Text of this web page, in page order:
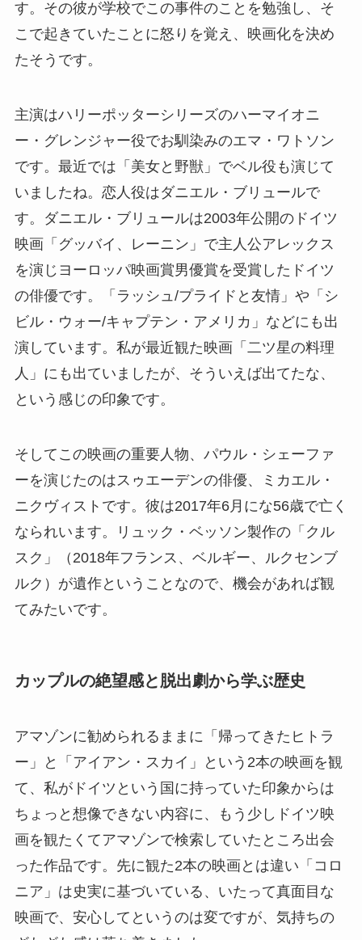
す。その彼が学校でこの事件のことを勉強し、そ
こで起きていたことに怒りを覚え、映画化を決め
たそうです。
主演はハリーポッターシリーズのハーマイオニ
ー・グレンジャー役でお馴染みのエマ・ワトソン
です。最近では「美女と野獣」でベル役も演じて
いましたね。恋人役はダニエル・ブリュールで
す。ダニエル・ブリュールは2003年公開のドイツ
映画「グッバイ、レーニン」で主人公アレックス
を演じヨーロッパ映画賞男優賞を受賞したドイツ
の俳優です。「ラッシュ/プライドと友情」や「シ
ビル・ウォー/キャプテン・アメリカ」などにも出
演しています。私が最近観た映画「二ツ星の料理
人」にも出ていましたが、そういえば出てたな、
という感じの印象です。
そしてこの映画の重要人物、パウル・シェーファ
ーを演じたのはスゥエーデンの俳優、ミカエル・
ニクヴィストです。彼は2017年6月にな56歳で亡く
なられいます。リュック・ベッソン製作の「クル
スク」（2018年フランス、ベルギー、ルクセンブ
ルク）が遺作ということなので、機会があれば観
てみたいです。
カップルの絶望感と脱出劇から学ぶ歴史
アマゾンに勧められるままに「帰ってきたヒトラ
ー」と「アイアン・スカイ」という2本の映画を観
て、私がドイツという国に持っていた印象からは
ちょっと想像できない内容に、もう少しドイツ映
画を観たくてアマゾンで検索していたところ出会
った作品です。先に観た2本の映画とは違い「コロ
ニア」は史実に基づいている、いたって真面目な
映画で、安心してというのは変ですが、気持ちの